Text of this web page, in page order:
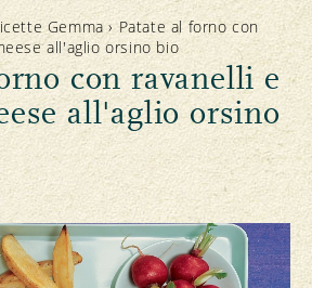
Gemma ›Patate al forno con
all'aglio orsino bio
con ravanelli e
all'aglio orsino